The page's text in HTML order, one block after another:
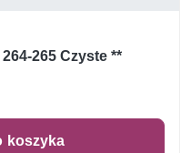
265 Czyste **
koszyka